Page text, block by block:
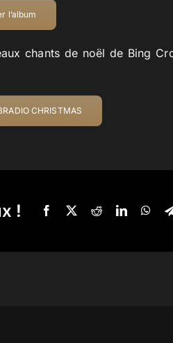
l’album
chants de noël de Bing
CHRISTMAS
!